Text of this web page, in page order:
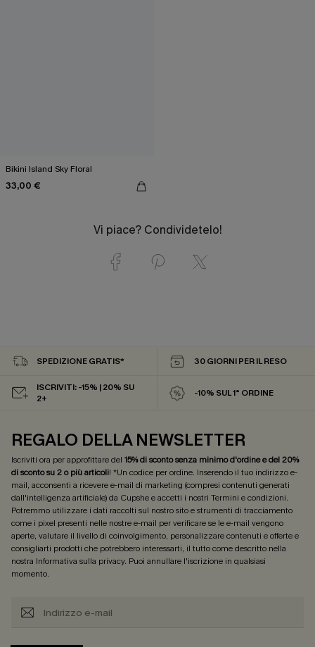
Bikini Island Sky Floral
33,00 €
Vi piace? Condividetelo!
SPEDIZIONE GRATIS* 30 GIORNI PER IL RESO
ISCRIVITI: -15% | 20% SU
2+
-10% SUL 1° ORDINE
REGALO DELLA NEWSLETTER
Iscriviti ora per approfittare del 15% di sconto senza minimo d'ordine e del 20%
di sconto su 2 o più articoli! *Un codice per ordine. Inserendo il tuo indirizzo e-
mail, acconsenti a ricevere e-mail di marketing (compresi contenuti generati
dall'intelligenza artificiale) da Cupshe e accetti i nostri Termini e condizioni.
Potremmo utilizzare i dati raccolti sul nostro sito e strumenti di tracciamento
come i pixel presenti nelle nostre e-mail per verificare se le e-mail vengono
aperte, valutare il livello di coinvolgimento, personalizzare contenuti e offerte e
consigliarti prodotti che potrebbero interessarti, il tutto come descritto nella
nostra Informativa sulla privacy. Puoi annullare l'iscrizione in qualsiasi
momento.